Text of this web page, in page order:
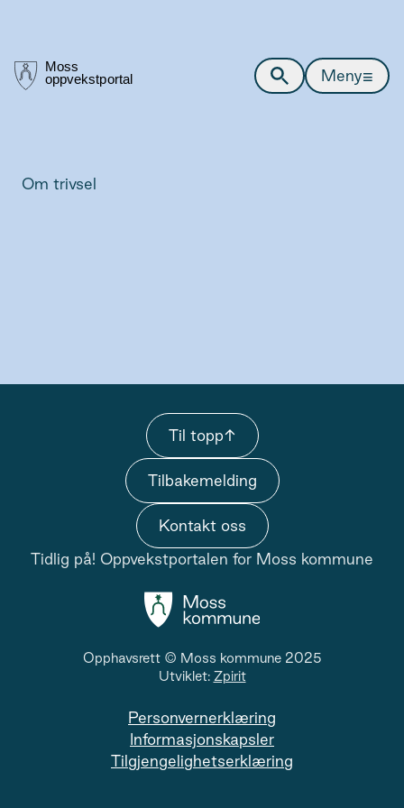
Meny≡
Om trivsel
Tidlig på! Oppvekstportalen for Moss kommune
Tilbakemelding
Kontakt oss
Til topp↑
Opphavsrett © Moss kommune 2025
Utviklet: Zpirit
Personvernerklæring
Informasjonskapsler
Tilgjengelighetserklæring